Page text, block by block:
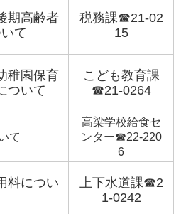
期高齢者
て
税務課☎21-02
15
稚園保育
ついて
こども教育課
☎21-0264
て
高梁学校給食セ
ンター☎22-220
6
料につい
上下水道課☎2
1-0242